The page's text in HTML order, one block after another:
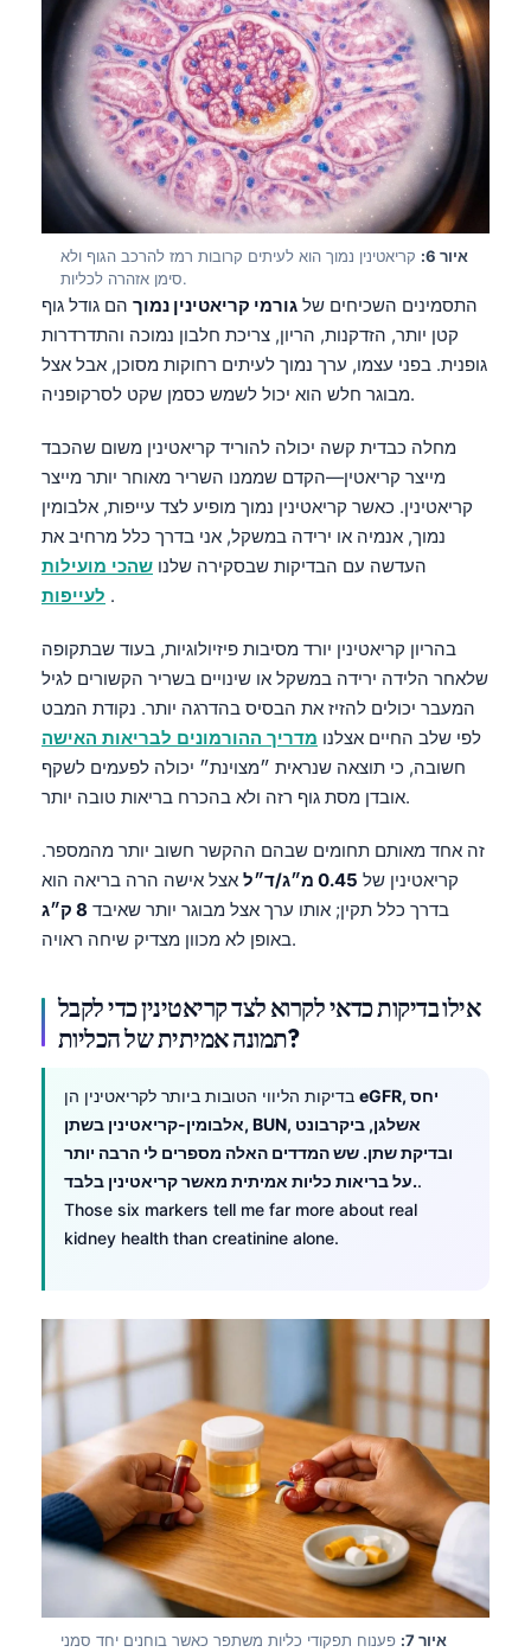
איור 6:
קריאטינין נמוך הוא לעיתים קרובות רמז להרכב הגוף ולא
סימן אזהרה לכליות.
התסמינים השכיחים של גורמי קריאטינין נמוך הם גודל גוף
קטן יותר, הזדקנות, הריון, צריכת חלבון נמוכה והתדרדרות
גופנית. בפני עצמו, ערך נמוך לעיתים רחוקות מסוכן, אבל אצל
מבוגר חלש הוא יכול לשמש כסמן שקט לסרקופניה.
מחלה כבדית קשה יכולה להוריד קריאטינין משום שהכבד
מייצר קריאטין—הקדם שממנו השריר מאוחר יותר מייצר
קריאטינין. כאשר קריאטינין נמוך מופיע לצד עייפות, אלבומין
נמוך, אנמיה או ירידה במשקל, אני בדרך כלל מרחיב את
העדשה עם הבדיקות שבסקירה שלנו שהכי מועילות
לעייפות .
בהריון קריאטינין יורד מסיבות פיזיולוגיות, בעוד שבתקופה
שלאחר הלידה ירידה במשקל או שינויים בשריר הקשורים לגיל
המעבר יכולים להזיז את הבסיס בהדרגה יותר. נקודת המבט
לפי שלב החיים אצלנו מדריך ההורמונים לבריאות האישה
חשובה, כי תוצאה שנראית ״מצוינת״ יכולה לפעמים לשקף
אובדן מסת גוף רזה ולא בהכרח בריאות טובה יותר.
זה אחד מאותם תחומים שבהם ההקשר חשוב יותר מהמספר.
קריאטינין של 0.45 מ״ג/ד״ל
אצל אישה הרה בריאה הוא
בדרך כלל תקין; אותו ערך אצל מבוגר יותר שאיבד 8 ק״ג
באופן לא מכוון מצדיק שיחה ראויה.
אילו בדיקות כדאי לקרוא לצד קריאטינין כדי לקבל
תמונה אמיתית של הכליות?
eGFR, יחס
אלבומין-קריאטינין בשתן, BUN, אשלגן, ביקרבונט
ובדיקת שתן. שש המדדים האלה מספרים לי הרבה יותר
על בריאות כליות אמיתית מאשר קריאטינין בלבד..
Those six markers tell me far more about real
kidney health than creatinine alone.
איור 7:
פענוח תפקודי כליות משתפר כאשר בוחנים יחד סמני
Euskara
Gàidhlig
Occitan
العربية المغربية
Afrikaans
Монгол
Basa Jawa
Cebuano
Кыргызча
Татар теле
Беларуская мова
Esperanto
Ślōnskŏ gŏdka
Norsk bokmål